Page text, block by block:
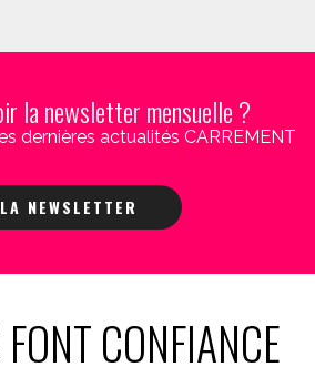
la newsletter mensuelle ?
dernières actualités CARREMENT
NEWSLETTER
CONFIANCE